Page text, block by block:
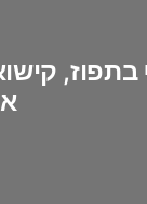
בתפוז,